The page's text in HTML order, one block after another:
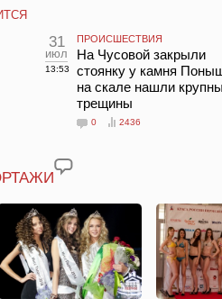
31
июл
13:53
ПРОИСШЕСТВИЯ
На Чусовой закрыли
стоянку у камня
на скале нашли
трещины
0 2436